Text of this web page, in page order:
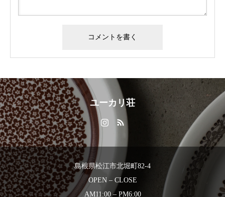
ユーカリ荘
島根県松江市北堀町82-4
OPEN – CLOSE
AM11:00 – PM6:00